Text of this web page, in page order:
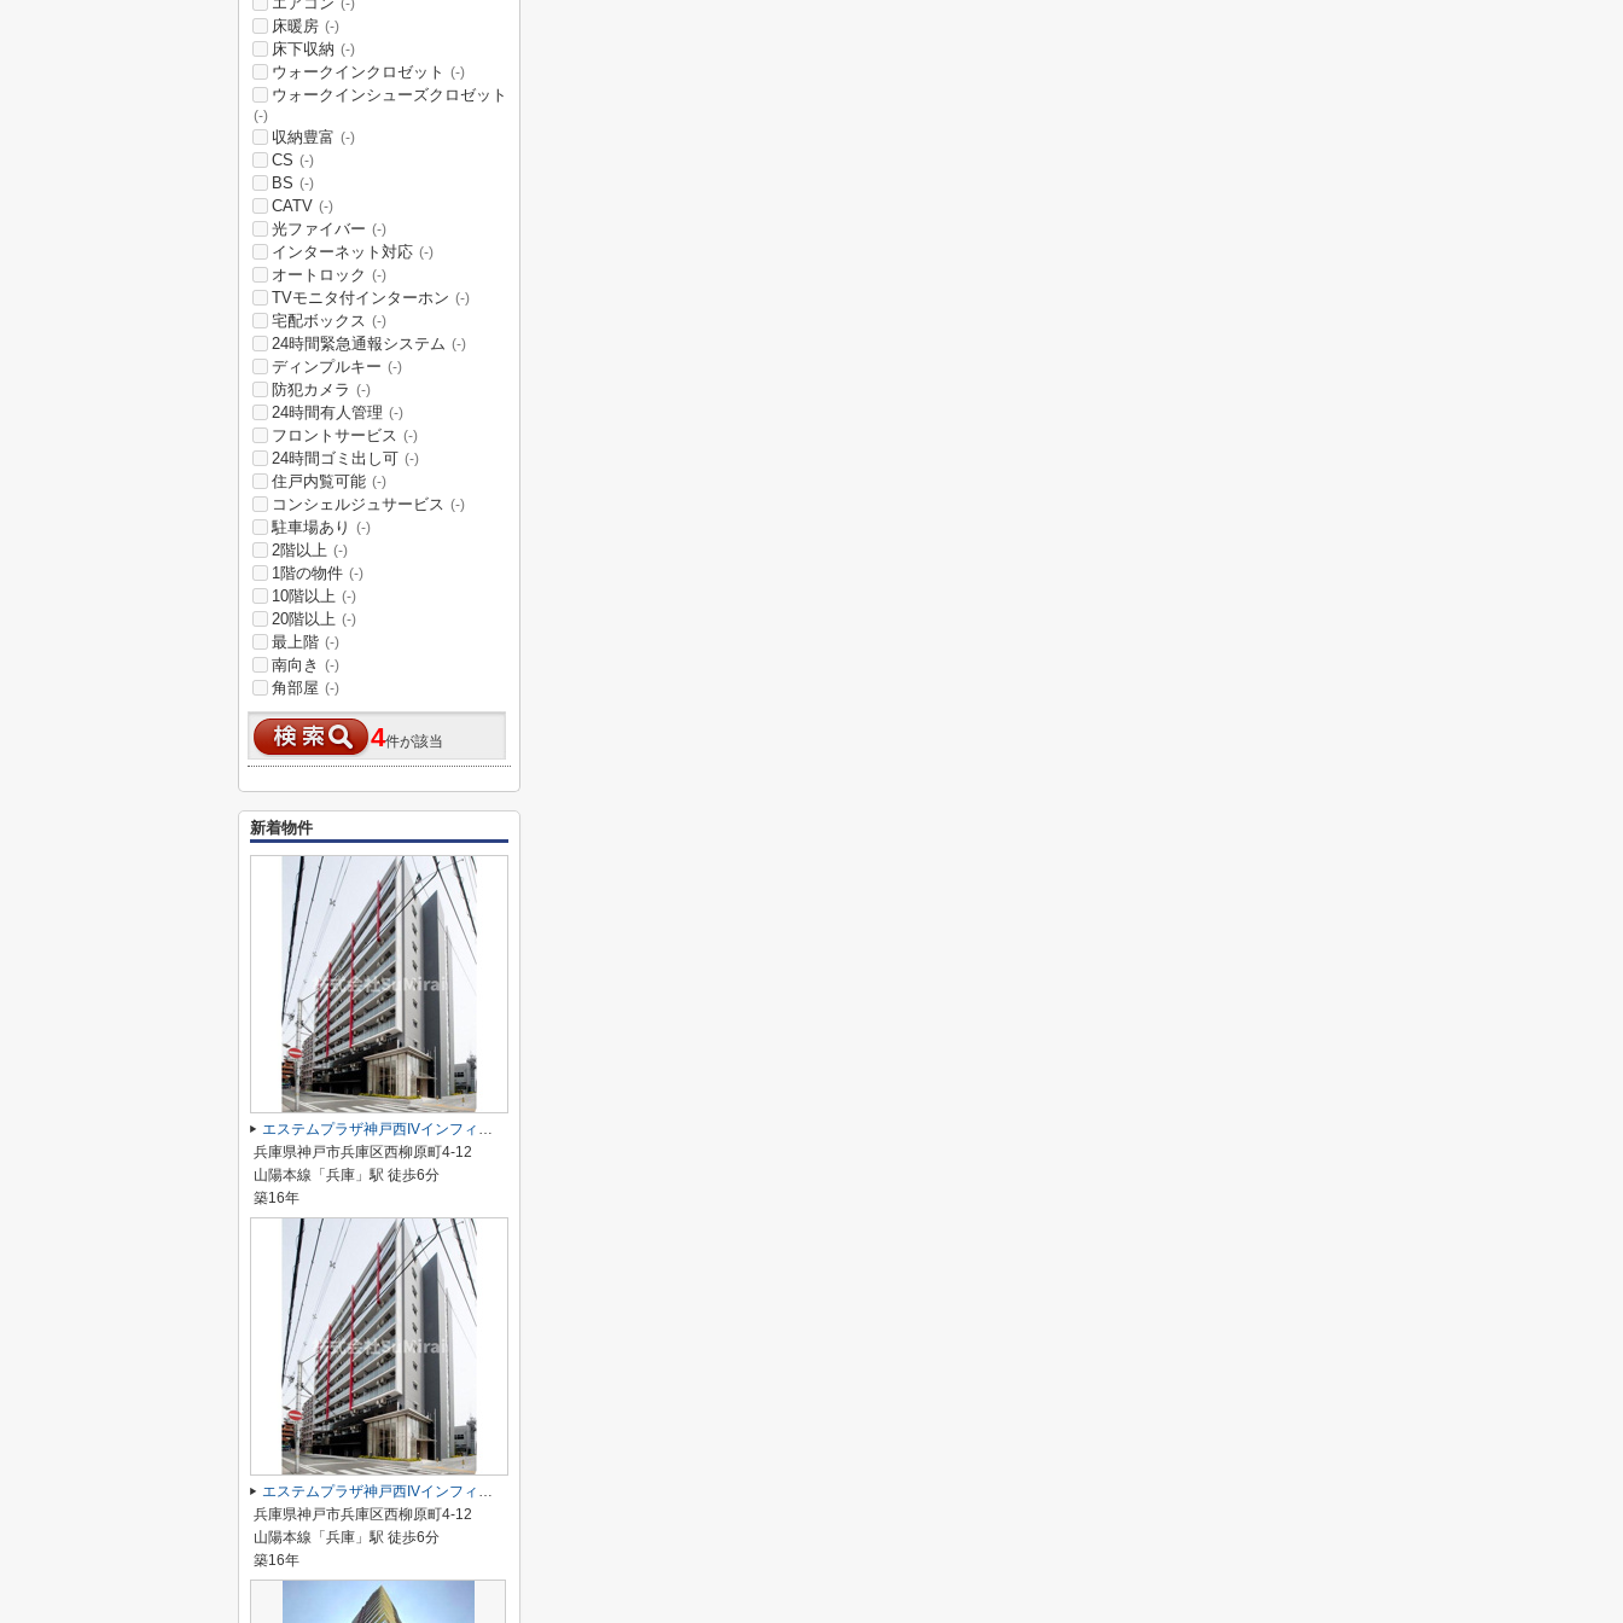
(-)
床暖房 (-)
床下収納 (-)
ウォークインクロゼット (-)
ウォークインシューズクロゼット
(-)
収納豊富 (-)
CS (-)
BS (-)
CATV (-)
光ファイバー (-)
インターネット対応 (-)
オートロック (-)
TVモニタ付インターホン (-)
宅配ボックス (-)
24時間緊急通報システム (-)
ディンプルキー (-)
防犯カメラ (-)
24時間有人管理 (-)
フロントサービス (-)
24時間ゴミ出し可 (-)
住戸内覧可能 (-)
コンシェルジュサービス (-)
駐車場あり (-)
2階以上 (-)
1階の物件 (-)
10階以上 (-)
20階以上 (-)
最上階 (-)
南向き (-)
角部屋 (-)
4件が該当
新着物件
エステムプラザ神戸西IVインフィニティ
兵庫県神戸市兵庫区西柳原町4-12
山陽本線「兵庫」駅 徒歩6分
築16年
エステムプラザ神戸西IVインフィニティ
兵庫県神戸市兵庫区西柳原町4-12
山陽本線「兵庫」駅 徒歩6分
築16年